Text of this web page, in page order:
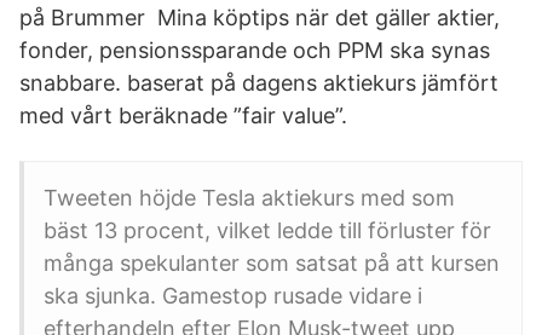
på Brummer Mina köptips när det gäller aktier,
fonder, pensionssparande och PPM ska synas
snabbare. baserat på dagens aktiekurs jämfört
med vårt beräknade ”fair value”.
Tweeten höjde Tesla aktiekurs med som
bäst 13 procent, vilket ledde till förluster för
många spekulanter som satsat på att kursen
ska sjunka. Gamestop rusade vidare i
efterhandeln efter Elon Musk-tweet upp